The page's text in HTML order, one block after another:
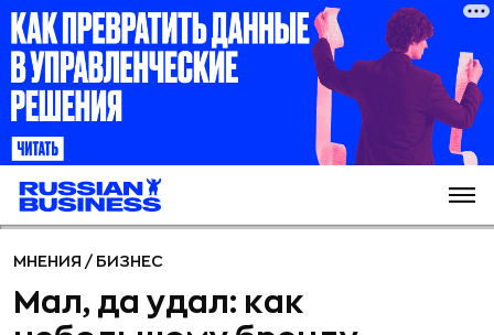
МНЕНИЯ / БИЗНЕС
Мал, да удал: как